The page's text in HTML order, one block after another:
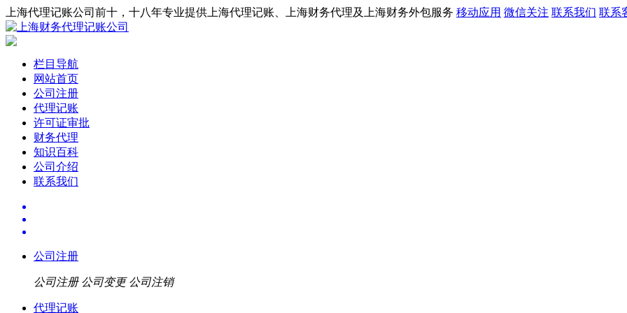
上海代理记账公司前十，十八年专业提供上海代理记账、上海财务代理及上海财务外包服务 移动应用 微信关注 联系我们 联系
栏目导航
网站首页
公司注册
代理记账
许可证审批
财务代理
知识百科
公司介绍
联系我们
公司注册
公司注册 公司变更 公司注销
代理记账